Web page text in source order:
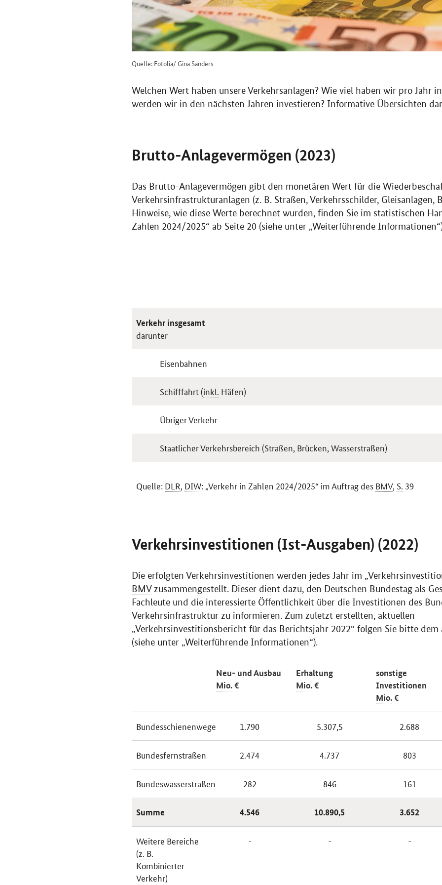
Quelle: Fotolia/ Gina Sanders
Welchen Wert haben unsere Verkehrsanlagen? Wie viel haben wir pro Jahr
werden wir in den nächsten Jahren investieren? Informative Übersichten
Brutto-Anlagevermögen (2023)
Das Brutto-Anlagevermögen gibt den monetären Wert für die
Verkehrsinfrastrukturanlagen (z. B. Straßen, Verkehrsschilder, Gleisanlagen,
Hinweise, wie diese Werte berechnet wurden, finden Sie im statistischen
Zahlen 2024/2025“ ab Seite 20 (siehe unter „Weiterführende
Verkehr insgesamt
darunter
Eisenbahnen
Schifffahrt (inkl. Häfen)
Übriger Verkehr
Staatlicher Verkehrsbereich (Straßen, Brücken, Wasserstraßen)
Quelle: DLR, DIW: „Verkehr in Zahlen 2024/2025“ im Auftrag des BMV, S. 39
Verkehrsinvestitionen (Ist-Ausgaben) (2022)
Die erfolgten Verkehrsinvestitionen werden jedes Jahr im
BMVzusammengestellt. Dieser dient dazu, den Deutschen Bundestag als
Fachleute und die interessierte Öffentlichkeit über die Investitionen des
Verkehrsinfrastruktur zu informieren. Zum zuletzt erstellten, aktuellen
„Verkehrsinvestitionsbericht für das Berichtsjahr 2022“ folgen Sie bitte dem
(siehe unter „Weiterführende Informationen“).
Neu- und Ausbau
Mio.€
Erhaltung
Mio.€
sonstige
Investitionen
Mio.€
Bundesschienenwege 1.790 5.307,5 2.688
Bundesfernstraßen 2.474 4.737 803
Bundeswasserstraßen 282 846 161
Summe 4.546 10.890,5 3.652
Weitere Bereiche
(z. B.
Kombinierter
Verkehr)
- - -